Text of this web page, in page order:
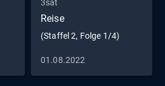
3sat
Reise
(Staffel 2, Folge 1/4)
01.08.2022